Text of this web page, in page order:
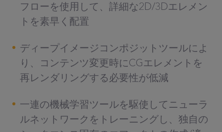
フローを使用して、詳細な2D/3Dエレメン
トを素早く配置
ディープイメージコンポジットツールによ
り、コンテンツ変更時にCGエレメントを
再レンダリングする必要性が低減
一連の機械学習ツールを駆使してニューラ
ルネットワークをトレーニングし、独自の